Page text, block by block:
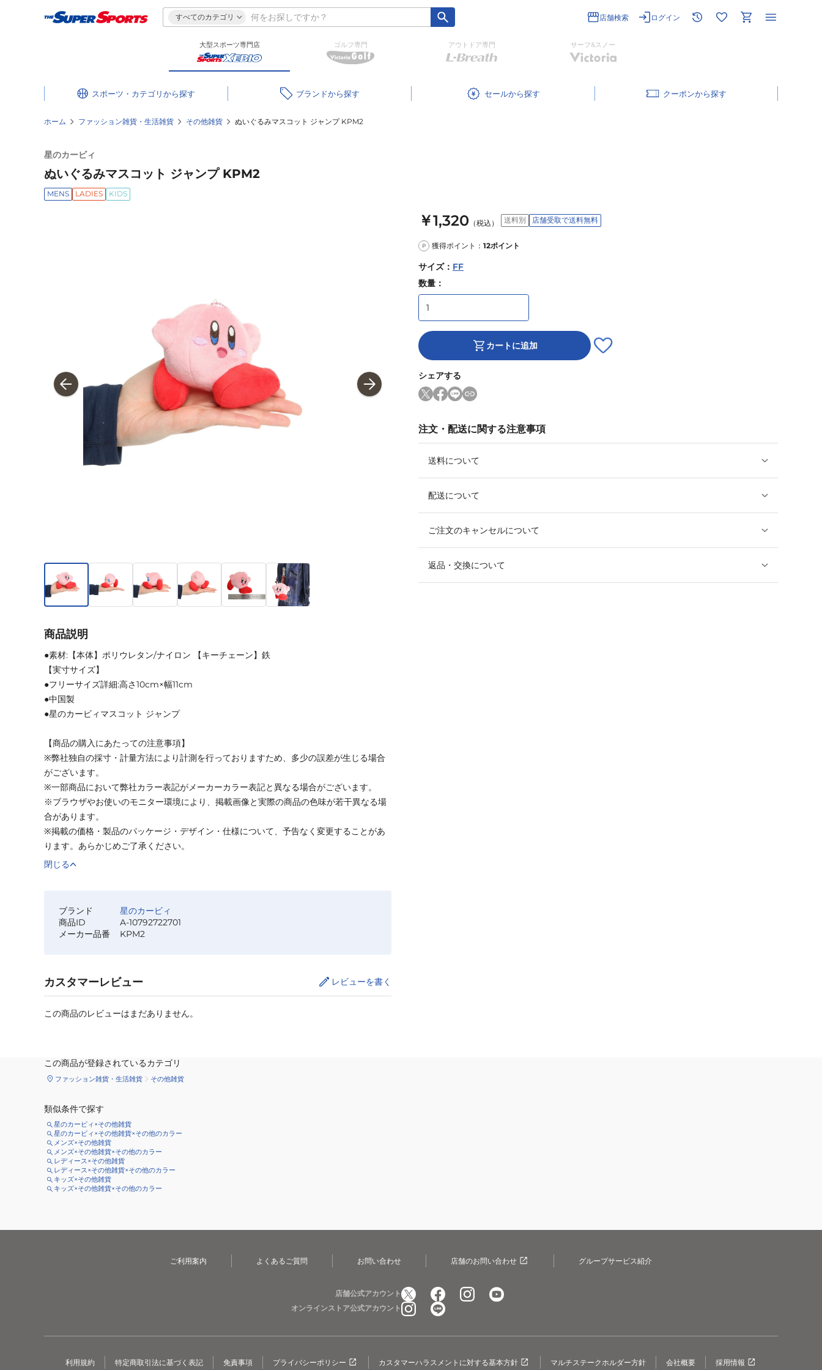
すべてのカテゴリ 店舗検索 ログイン
大型スポーツ専門店 ゴルフ専門 アウトドア専門 サーフ&スノー
スポーツ・カテゴリ ブランド セール クーポン
ホーム ファッション雑貨・生活雑貨 その他雑貨 ぬいぐるみマスコット ジャンプ KPM2
星のカービィ
ぬいぐるみマスコット ジャンプ KPM2
MENS LADIES KIDS
￥1,320 （税込） 送料別 店舗受取で送料無料
P 獲得ポイント： 12ポイント
サイズ： FF
数量：
カートに追加
シェアする
注文・配送に関する注意事項
送料について
配送について
ご注文のキャンセルについて
返品・交換について
商品説明
●素材:【本体】ポリウレタン/ナイロン 【キーチェーン】鉄
【実寸サイズ】
●フリーサイズ詳細:高さ10cm×幅11cm
●中国製
●星のカービィマスコット ジャンプ
【商品の購入にあたっての注意事項】
※弊社独自の採寸・計量方法により計測を行っておりますため、多少の誤差が生じる場合
がございます。
※一部商品において弊社カラー表記がメーカーカラー表記と異なる場合がございます。
※ブラウザやお使いのモニター環境により、掲載画像と実際の商品の色味が若干異なる場
合があります。
※掲載の価格・製品のパッケージ・デザイン・仕様について、予告なく変更することがあ
ります。あらかじめご了承ください。
閉じる
ブランド
星のカービィ
商品ID
A-10792722701
メーカー品番
KPM2
カスタマーレビュー レビューを書く
この商品のレビューはまだありません。
この商品が登録されているカテゴリ
ファッション雑貨・生活雑貨 その他雑貨
類似条件で探す
星のカービィ×その他雑貨
星のカービィ×その他雑貨×その他のカラー
メンズ×その他雑貨
メンズ×その他雑貨×その他のカラー
レディース×その他雑貨
レディース×その他雑貨×その他のカラー
キッズ×その他雑貨
キッズ×その他雑貨×その他のカラー
ご利用案内 よくあるご質問 お問い合わせ 店舗のお問い合わせ グループサービス紹介
店舗公式アカウント
オンラインストア公式アカウント
利用規約 特定商取引法に基づく表記 免責事項 プライバシーポリシー カスタマーハラスメントに対する基本方針 マルチステークホルダー方針 会社概要 採用情報